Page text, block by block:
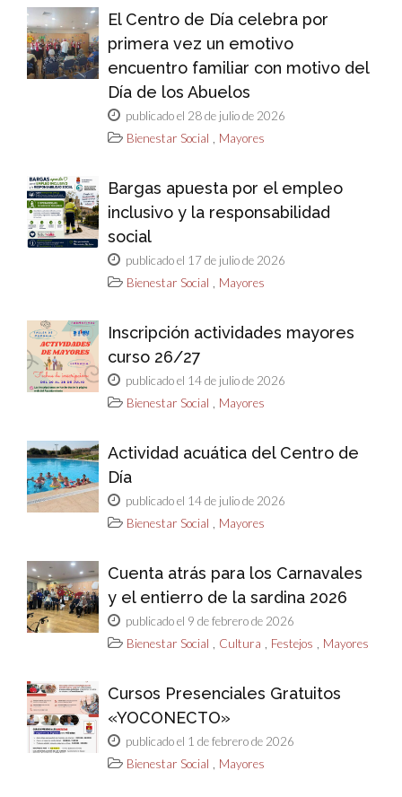
El Centro de Día celebra por
primera vez un emotivo
encuentro familiar con motivo del
Día de los Abuelos
publicado el 28 de julio de 2026
Bienestar Social
Mayores
Bargas apuesta por el empleo
inclusivo y la responsabilidad
social
publicado el 17 de julio de 2026
Bienestar Social
Mayores
Inscripción actividades mayores
curso 26/27
publicado el 14 de julio de 2026
Bienestar Social
Mayores
Actividad acuática del Centro de
Día
publicado el 14 de julio de 2026
Bienestar Social
Mayores
Cuenta atrás para los Carnavales
y el entierro de la sardina 2026
publicado el 9 de febrero de 2026
Bienestar Social
Cultura Festejos Mayores
Cursos Presenciales Gratuitos
«YOCONECTO»
publicado el 1 de febrero de 2026
Bienestar Social
Mayores